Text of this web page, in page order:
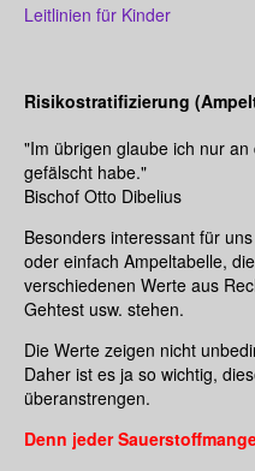
Leitlinien für Kinder
Risikostratifizierung
"Im übrigen glaube ich nur
gefälscht habe."
Bischof Otto Dibelius
Besonders interessant für
oder einfach Ampeltabelle,
verschiedenen Werte aus
Gehtest usw. stehen.
Die Werte zeigen nicht
Daher ist es ja so wichtig,
überanstrengen.
Denn jeder